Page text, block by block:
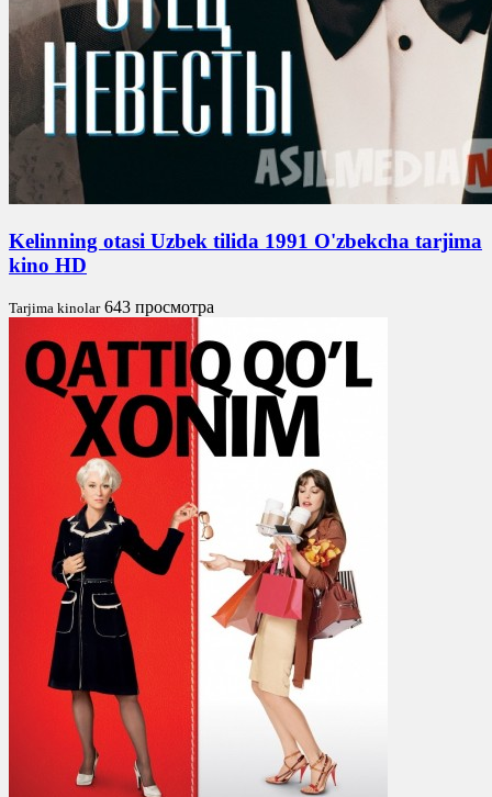
Kelinning otasi Uzbek tilida 1991 O'zbekcha tarjima
kino HD
Tarjima kinolar 643 просмотра